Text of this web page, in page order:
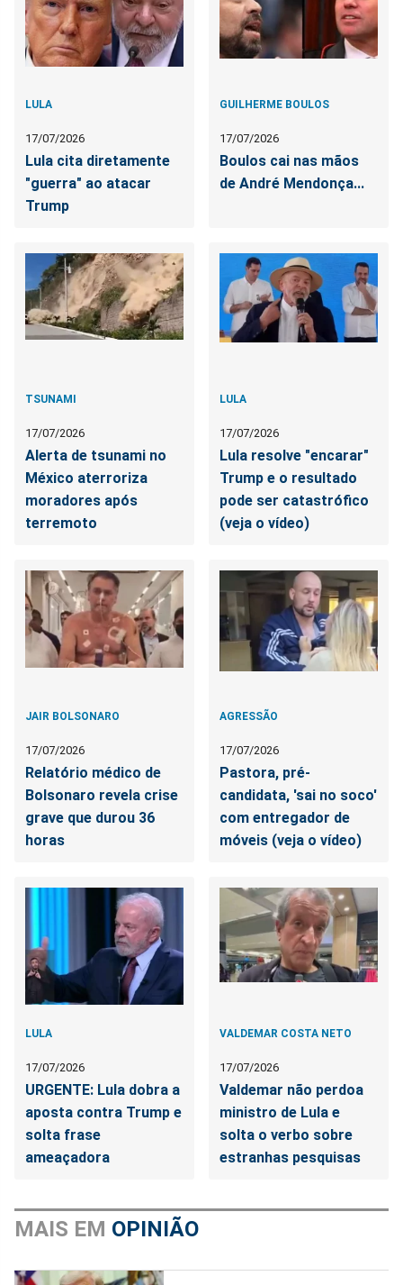
LULA
17/07/2026
Lula cita diretamente
"guerra" ao atacar
Trump
GUILHERME BOULOS
17/07/2026
Boulos cai nas mãos
de André Mendonça...
TSUNAMI
17/07/2026
Alerta de tsunami no
México aterroriza
moradores após
terremoto
LULA
17/07/2026
Lula resolve "encarar"
Trump e o resultado
pode ser catastrófico
(veja o vídeo)
JAIR BOLSONARO
17/07/2026
Relatório médico de
Bolsonaro revela crise
grave que durou 36
horas
AGRESSÃO
17/07/2026
Pastora, pré-
candidata, 'sai no soco'
com entregador de
móveis (veja o vídeo)
LULA
17/07/2026
URGENTE: Lula dobra a
aposta contra Trump e
solta frase
ameaçadora
VALDEMAR COSTA NETO
17/07/2026
Valdemar não perdoa
ministro de Lula e
solta o verbo sobre
estranhas pesquisas
MAIS EM OPINIÃO